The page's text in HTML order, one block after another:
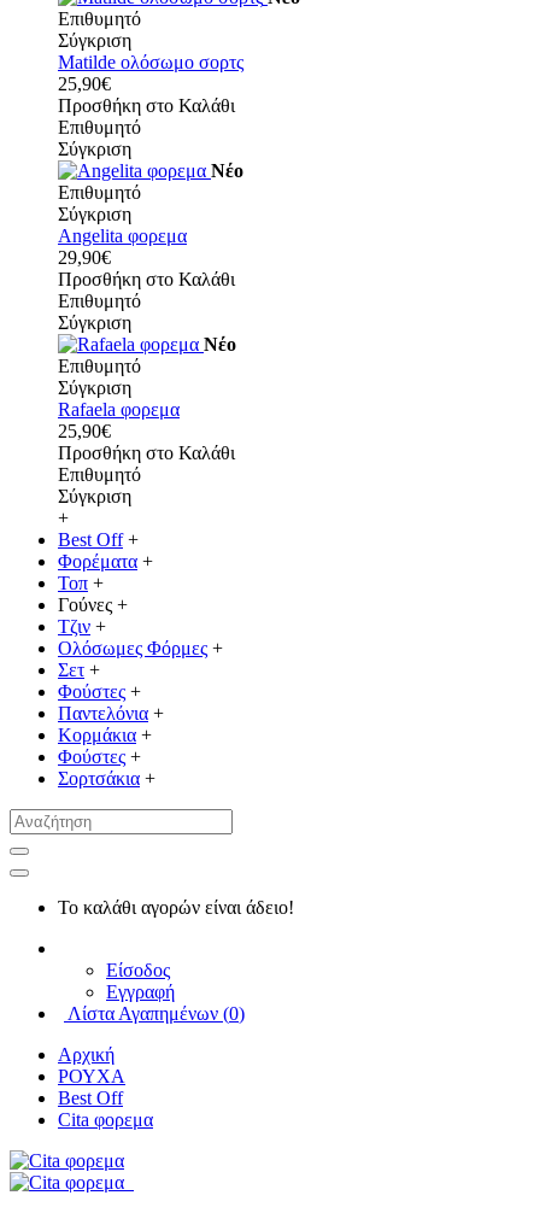
Επιθυμητό
Σύγκριση
Matilde ολόσωμο σορτς
25,90€
Προσθήκη στο Καλάθι
Επιθυμητό
Σύγκριση
Νέο
Επιθυμητό
Σύγκριση
Angelita φορεμα
29,90€
Προσθήκη στο Καλάθι
Επιθυμητό
Σύγκριση
Νέο
Επιθυμητό
Σύγκριση
Rafaela φορεμα
25,90€
Προσθήκη στο Καλάθι
Επιθυμητό
Σύγκριση
+
Best Off +
Φορέματα +
Τοπ +
Γούνες +
Τζιν +
Ολόσωμες Φόρμες +
Σετ +
Φούστες +
Παντελόνια +
Κορμάκια +
Φούστες +
Σορτσάκια +
Το καλάθι αγορών είναι άδειο!
Είσοδος
Εγγραφή
Λίστα Αγαπημένων (0)
Αρχική
ΡΟΥΧΑ
Best Off
Cita φορεμα